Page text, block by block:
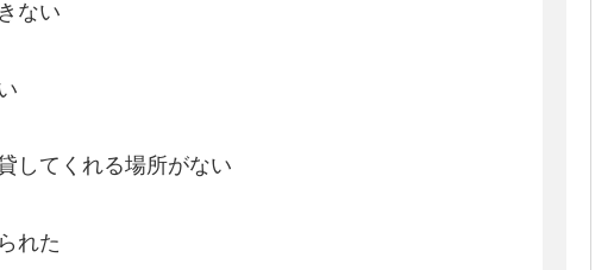
ない
してくれる場所がない
れた